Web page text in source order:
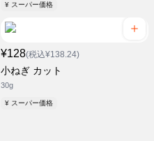
¥ スーパー価格
¥128(税込¥138.24)
小ねぎ カット
30g
¥ スーパー価格